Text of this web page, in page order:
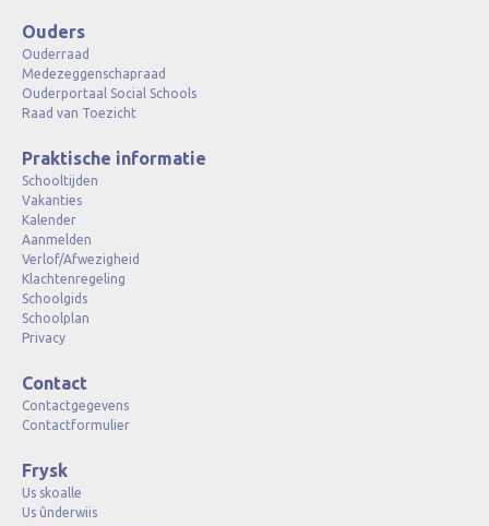
Ouders
Ouderraad
Medezeggenschapraad
Ouderportaal Social Schools
Raad van Toezicht
Praktische informatie
Schooltijden
Vakanties
Kalender
Aanmelden
Verlof/Afwezigheid
Klachtenregeling
Schoolgids
Schoolplan
Privacy
Contact
Contactgegevens
Contactformulier
Frysk
Us skoalle
Us ûnderwiis